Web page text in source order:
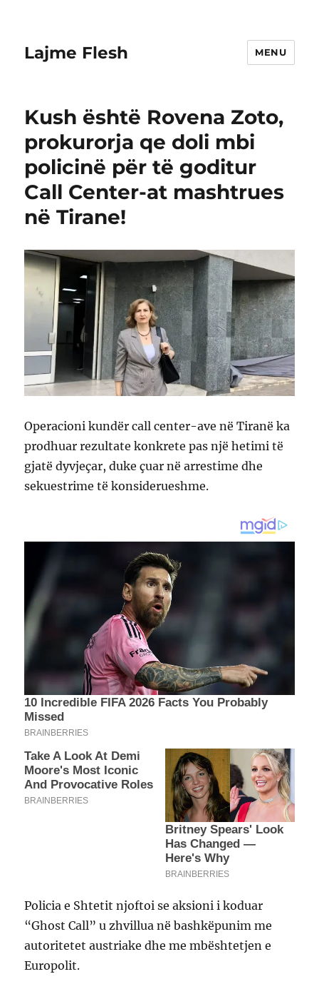
Lajme Flesh MENU
Kush është Rovena Zoto,
prokurorja qe doli mbi
policinë për të goditur
Call Center-at mashtrues
në Tirane!
Operacioni kundër call center-ave në Tiranë ka
prodhuar rezultate konkrete pas një hetimi të
gjatë dyvjeçar, duke çuar në arrestime dhe
sekuestrime të konsiderueshme.
Policia e Shtetit njoftoi se aksioni i koduar
“Ghost Call” u zhvillua në bashkëpunim me
autoritetet austriake dhe me mbështetjen e
Europolit.